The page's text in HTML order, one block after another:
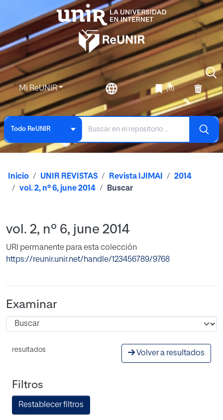
Mi ReUNIR (0)
Todo ReUNIR
Inicio UNIR REVISTAS Revista IJIMAI
2014
vol. 2, nº 6, june 2014
Buscar
vol. 2, nº 6, june 2014
URI permanente para esta colección
https://reunir.unir.net/handle/123456789/9768
Examinar
resultados Volver a resultados
Filtros
Restablecer filtros